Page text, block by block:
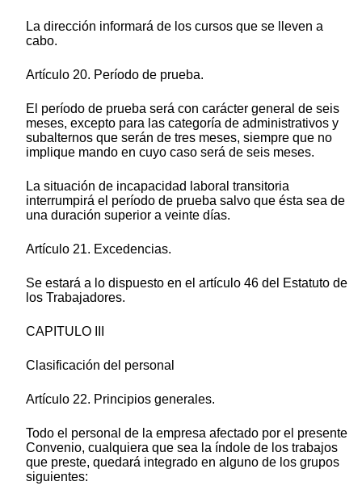
La dirección informará de los cursos que se lleven a
cabo.
Artículo 20. Período de prueba.
El período de prueba será con carácter general de seis
meses, excepto para las categoría de administrativos y
subalternos que serán de tres meses, siempre que no
implique mando en cuyo caso será de seis meses.
La situación de incapacidad laboral transitoria
interrumpirá el período de prueba salvo que ésta sea de
una duración superior a veinte días.
Artículo 21. Excedencias.
Se estará a lo dispuesto en el artículo 46 del Estatuto de
los Trabajadores.
CAPITULO III
Clasificación del personal
Artículo 22. Principios generales.
Todo el personal de la empresa afectado por el presente
Convenio, cualquiera que sea la índole de los trabajos
que preste, quedará integrado en alguno de los grupos
siguientes: